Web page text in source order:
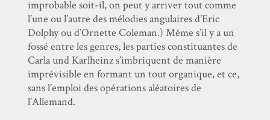
improbable soit-il, on peut y arriver tout comme
l’une ou l’autre des mélodies angulaires d’Eric
Dolphy ou d’Ornette Coleman.) Même s’il y a un
fossé entre les genres, les parties constituantes de
Carla und Karlheinz s’imbriquent de manière
imprévisible en formant un tout organique, et ce,
sans l’emploi des opérations aléatoires de
l’Allemand.